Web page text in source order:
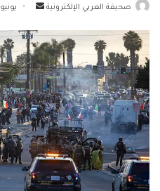
صحيفة العربي الإلكترونية
أرسل
إلكترونيا
يونيو 10, 2025